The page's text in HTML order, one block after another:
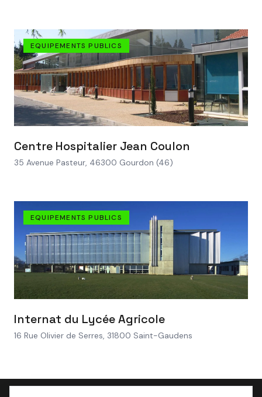
VOIR LE PROJET
EQUIPEMENTS PUBLICS
Centre Hospitalier Jean Coulon
35 Avenue Pasteur, 46300 Gourdon (46)
VOIR LE PROJET
EQUIPEMENTS PUBLICS
Internat du Lycée Agricole
16 Rue Olivier de Serres, 31800 Saint-Gaudens